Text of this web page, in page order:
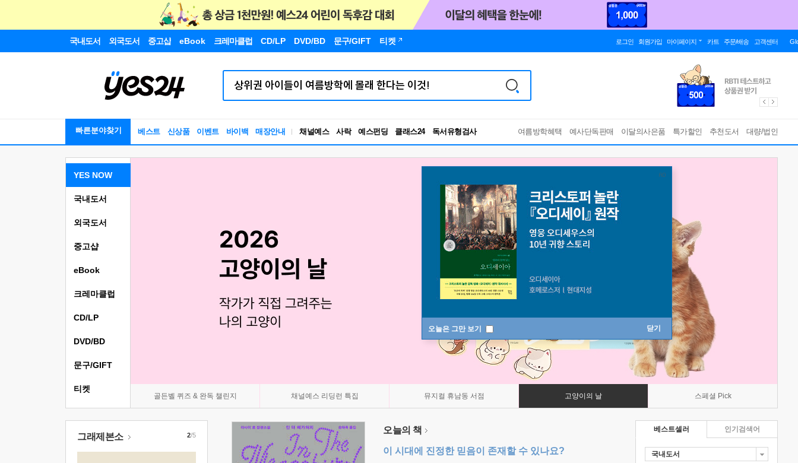
국내도서 외국도서 중고샵 eBook 크레마클럽 CD/LP DVD/BD 문구/GIFT 티켓 로그인 회원가입 마이페이지 카트 주문/배송 고객센터
빠른분야찾기 베스트 신상품 이벤트 바이백 매장안내 채널예스 사락 예스펀딩 클래스24
RBTI Lab
독서유형검사
여름방학혜택 예사단독판매 이달의사은품 특가할인 추천도서 대량/법인
오늘은 그만 보기 닫기
YES NOW
골든벨 퀴즈 & 완독 챌린지 채널예스 리딩런 특집 뮤지컬 휴남동 서점 고양이의 날 스페셜 Pick
국내도서
외국도서
중고샵
eBook
크레마클럽
CD/LP
DVD/BD
문구/GIFT
티켓
그래제본소 2/5 오늘의 책
이 시대에 진정한 믿음이 존재할 수 있나요?
베스트셀러
국내도서
인기검색어